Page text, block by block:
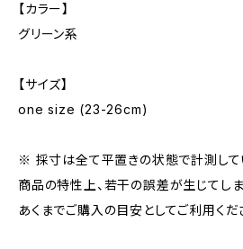
【カラー】
グリーン系
【サイズ】
one size (23-26cm)
※ 採寸は全て平置きの状態で計測して
商品の特性上、若干の誤差が生じてし
あくまでご購入の目安としてご利用くだ